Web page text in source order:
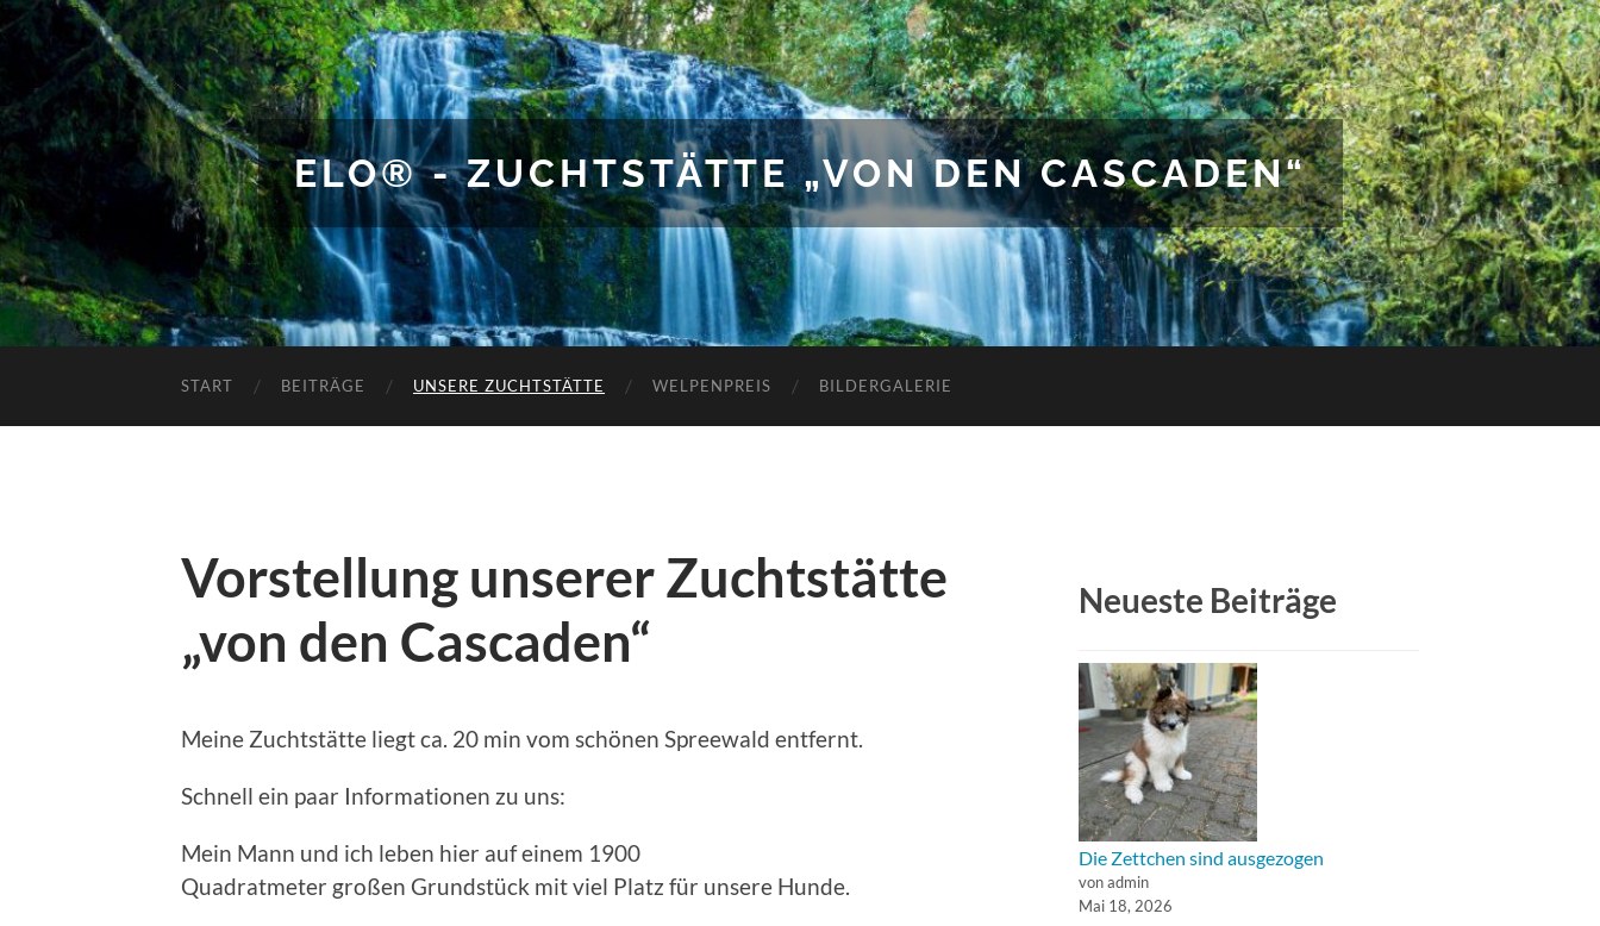
ELO® - ZUCHTSTÄTTE „VON DEN CASCADEN“
START BEITRÄGE UNSERE ZUCHTSTÄTTE WELPENPREIS BILDERGALERIE
Vorstellung unserer Zuchtstätte
„von den Cascaden“
Meine Zuchtstätte liegt ca. 20 min vom schönen Spreewald entfernt.
Schnell ein paar Informationen zu uns:
Mein Mann und ich leben hier auf einem 1900
Quadratmeter großen Grundstück mit viel Platz für unsere Hunde.
Neueste Beiträge
Die Zettchen sind ausgezogen
von admin
Mai 18, 2026